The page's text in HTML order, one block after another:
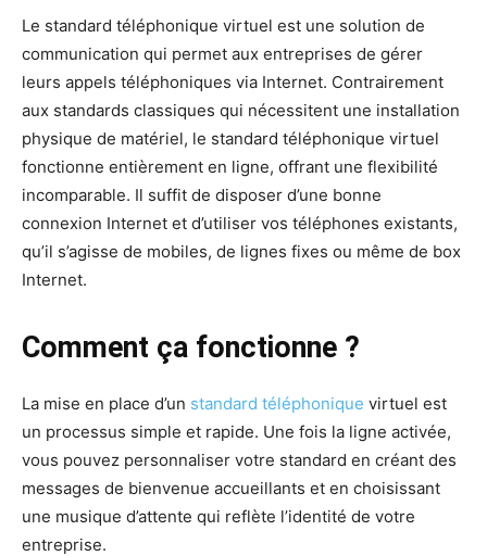
Le standard téléphonique virtuel est une solution de
communication qui permet aux entreprises de gérer
leurs appels téléphoniques via Internet. Contrairement
aux standards classiques qui nécessitent une installation
physique de matériel, le standard téléphonique virtuel
fonctionne entièrement en ligne, offrant une flexibilité
incomparable. Il suffit de disposer d’une bonne
connexion Internet et d’utiliser vos téléphones existants,
qu’il s’agisse de mobiles, de lignes fixes ou même de box
Internet.
Comment ça fonctionne ?
La mise en place d’un standard téléphonique virtuel est
un processus simple et rapide. Une fois la ligne activée,
vous pouvez personnaliser votre standard en créant des
messages de bienvenue accueillants et en choisissant
une musique d’attente qui reflète l’identité de votre
entreprise.